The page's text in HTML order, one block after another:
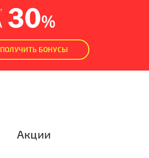
ПОЛУЧИТЬ БОНУСЫ
Акции